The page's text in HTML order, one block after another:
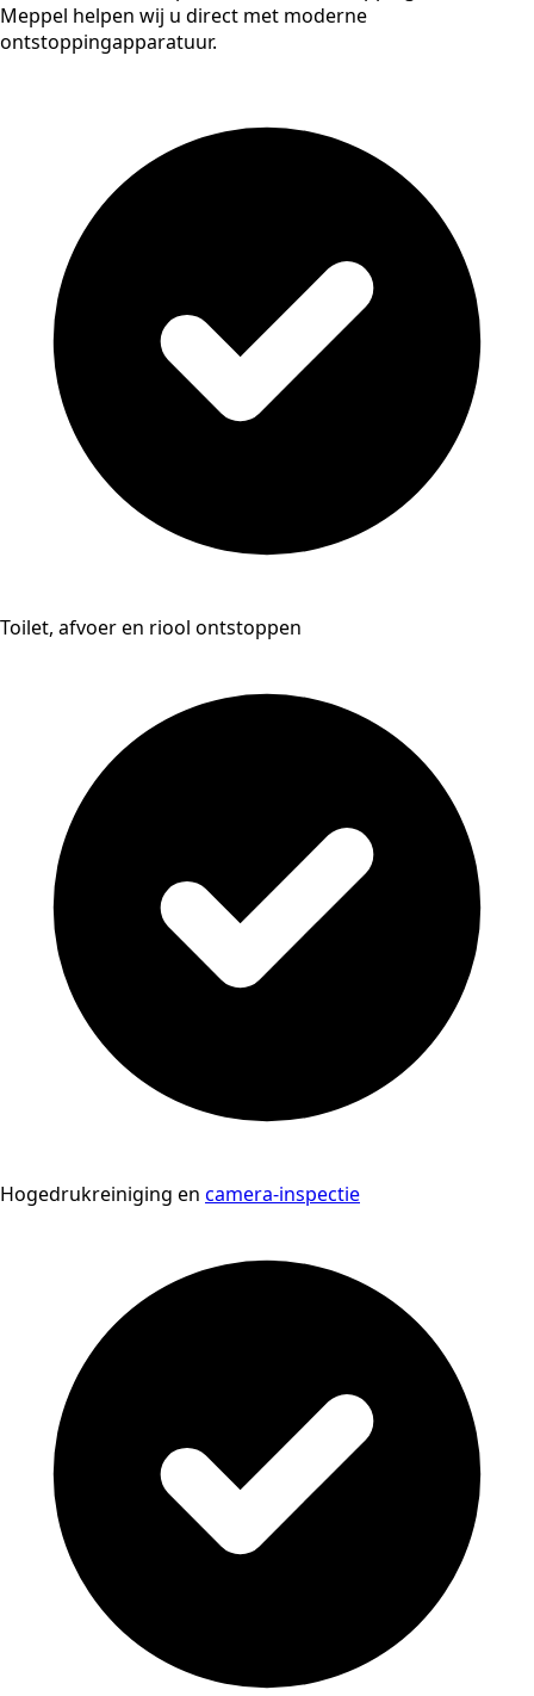
Meppel helpen wij u direct met moderne
ontstoppingapparatuur.
Toilet, afvoer en riool ontstoppen
Hogedrukreiniging en camera-inspectie